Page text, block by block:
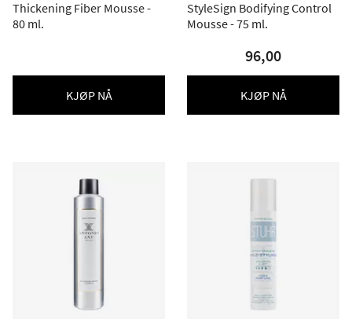
Thickening Fiber Mousse -
80 ml.
KJØP NÅ
StyleSign Bodifying Control
Mousse - 75 ml.
96,00
KJØP NÅ